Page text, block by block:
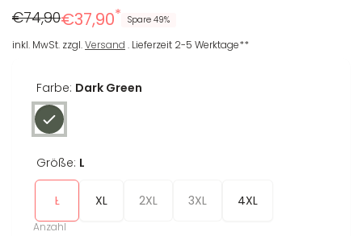
Regulärer
Preis
€74,90
Reduzierter
Preis
€37,90* Spare 49%
inkl. MwSt. zzgl.Versand . Lieferzeit 2-5 Werktage**
Farbe: Dark Green
Größe: L
L XL 2XL 3XL 4XL
Anzahl